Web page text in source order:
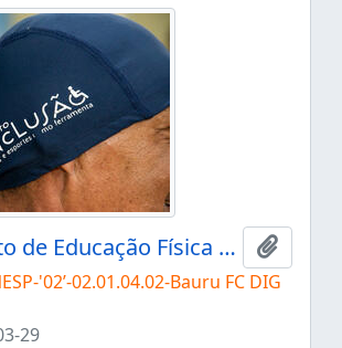
Departamento de Educação Física da FC
'02’-02.01.04.02-Bauru FC DIG
29